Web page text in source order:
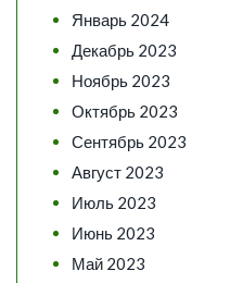
Январь 2024
Декабрь 2023
Ноябрь 2023
Октябрь 2023
Сентябрь 2023
Август 2023
Июль 2023
Июнь 2023
Май 2023